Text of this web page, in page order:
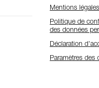
Mentions légales
Politique de
des données
Déclaration
Paramètres des